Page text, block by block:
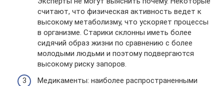
считают, что физическая активность ведет к
высокому метаболизму, что ускоряет процессы
в организме. Старики склонны иметь более
сидячий образ жизни по сравнению с более
молодыми людьми и поэтому подвергаются
высокому риску запоров.
Медикаменты: наиболее распространенными